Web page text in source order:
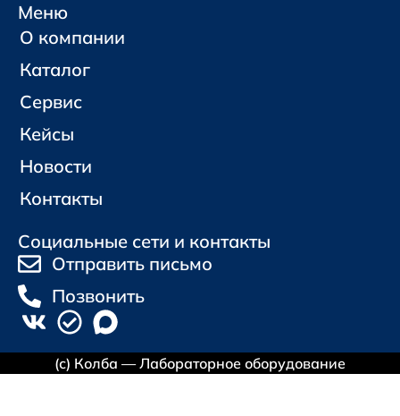
Меню
О компании
Каталог
Сервис
Кейсы
Новости
Контакты
Социальные сети и контакты
Отправить письмо
Позвонить
(с) Колба — Лабораторное оборудование